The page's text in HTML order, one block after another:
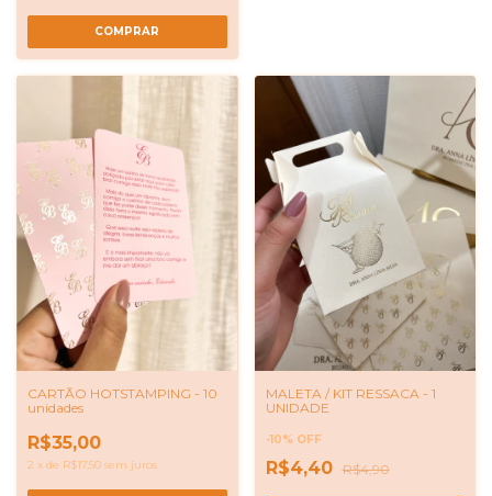
CARTÃO HOTSTAMPING - 10
unidades
R$35,00
2 x de R$17,50 sem juros
MALETA / KIT RESSACA - 1
UNIDADE
-10% OFF
R$4,40 R$4,90